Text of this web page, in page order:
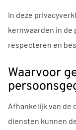
In deze
kernwaarden in de
respecteren en
Waarvoor
Afhankelijk van de
diensten kunnen